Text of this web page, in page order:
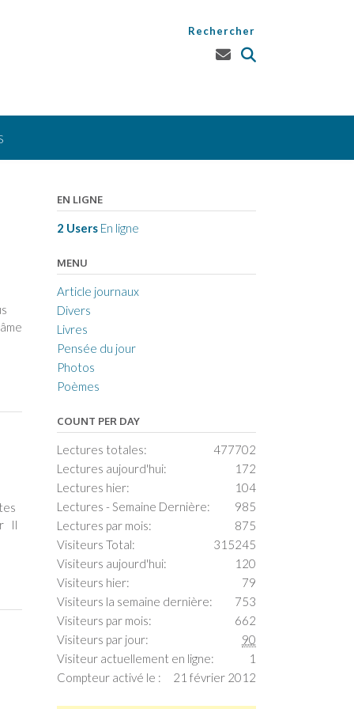
Rechercher
Il
EN LIGNE
2 UsersEn ligne
MENU
Article journaux
Divers
Livres
Pensée du jour
Photos
Poèmes
COUNT PER DAY
477702
Lectures totales:
172
Lectures aujourd'hui:
104
Lectures hier:
985
Lectures - Semaine Dernière:
875
Lectures par mois:
315245
Visiteurs Total:
120
Visiteurs aujourd'hui:
79
Visiteurs hier:
753
Visiteurs la semaine dernière:
662
Visiteurs par mois:
90
Visiteurs par jour:
1
Visiteur actuellement en ligne:
21 février 2012
Compteur activé le :